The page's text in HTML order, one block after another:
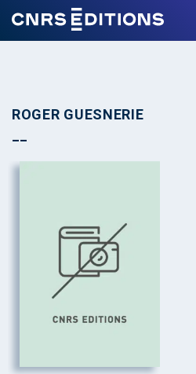
ROGER GUESNERIE